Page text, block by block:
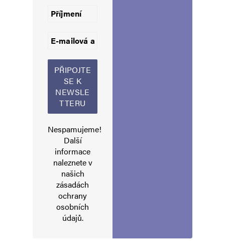
Informujte mě o nových komentářích e-mailem.
Alternative:
Nespamujeme!
Další
informace
naleznete v
našich
zásadách
ochrany
osobních
údajů.